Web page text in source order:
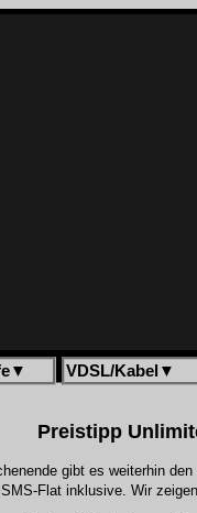
▼ VDSL/Kabel ▼
Preistipp
gibt es weiterhin
Flat inklusive. Wir